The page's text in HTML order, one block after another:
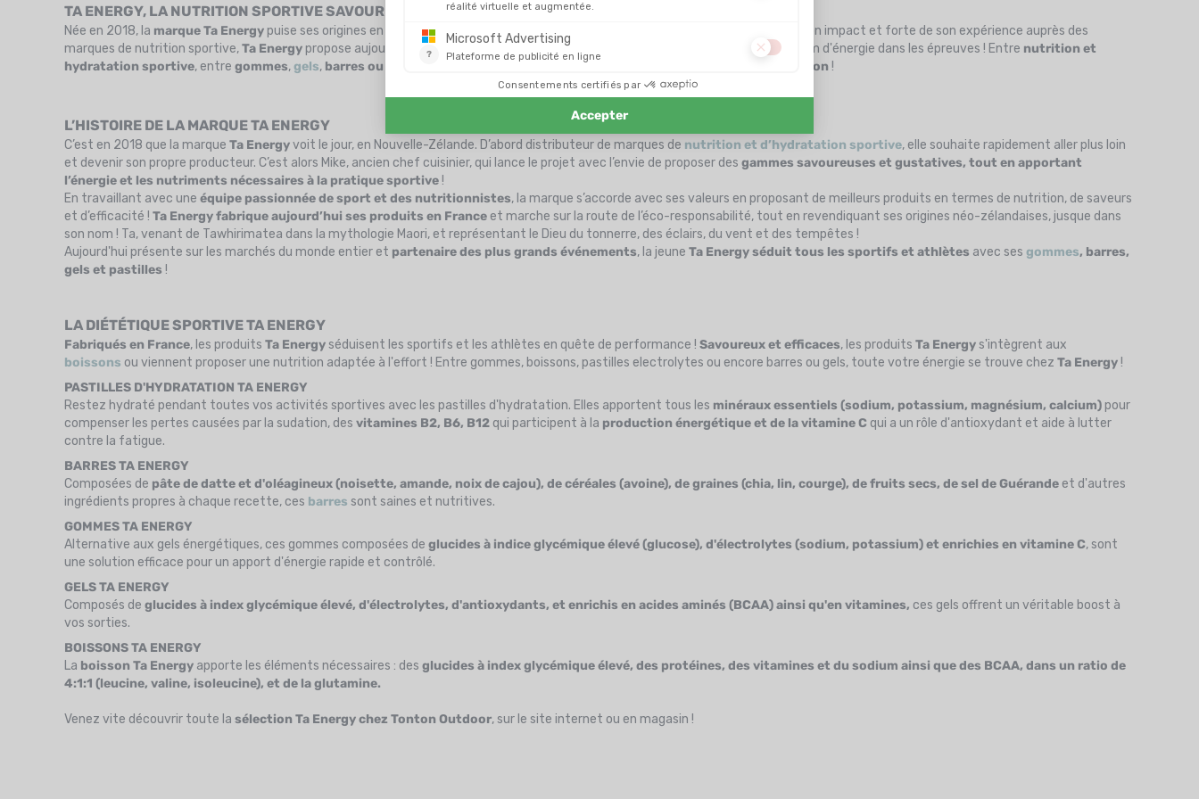
TA ENERGY, LA NUTRITION SPORTIVE SAVOUREUSE MADE IN FRANCE !
Née en 2018, la marque Ta Energy puise ses origines en Nouvelle-Zélande, et fabrique ses produits en France
! Soucieuse de son impact et forte de son expérience auprès des
marques de nutrition sportive,Ta Energy propose aujourd'hui des produits de qualité, savoureux et performants, pour un maximum d'énergie dans les épreuves ! Entre nutrition et
hydratation sportive, entre gommes,gels, barres ou pastilles , emportez vos essentiels sac d'hydratation !
L’HISTOIRE DE LA MARQUE TA ENERGY
C’est en 2018 que la marque Ta Energyvoit le jour, en Nouvelle-Zélande. D’abord distributeur de marques de nutrition et d’hydratation sportive, elle souhaite rapidement aller plus loin
et devenir son propre producteur. C’est alors Mike, ancien chef cuisinier, qui lance le projet avec l’envie de proposer des gammes savoureuses et gustatives, tout en apportant
l’énergie et les nutriments nécessaires à la pratique sportive !
En travaillant avec une équipe passionnée de sport et des nutritionnistes, la marque s’accorde avec ses valeurs en proposant de meilleurs produits en termes de nutrition, de saveurs
et d’efficacité ! Ta Energyfabrique aujourd’hui ses produits en France et marche sur la route de l’éco-responsabilité, tout en revendiquant ses origines néo-zélandaises, jusque dans
son nom ! Ta, venant de Tawhirimatea dans la mythologie Maori, et représentant le Dieu du tonnerre, des éclairs, du vent et des tempêtes !
Aujourd'hui présente sur les marchés du monde entier et partenaire des plus grands événements, la jeune Ta Energyséduit tous les sportifs et athlètes avec ses gommes, barres,
gels et pastilles !
LA DIÉTÉTIQUE SPORTIVE TA ENERGY
Fabriqués en France, les produits Ta Energyséduisent les sportifs et les athlètes en quête de performance ! Savoureux et efficaces, les produits Ta Energys'intègrent aux
boissons ou viennent proposer une nutrition adaptée à l'effort ! Entre gommes, boissons, pastilles electrolytes ou encore barres ou gels, toute votre énergie se trouve chez Ta Energy !
PASTILLES D'HYDRATATION TA ENERGY
Restez hydraté pendant toutes vos activités sportives avec les pastilles d'hydratation. Elles apportent tous les minéraux essentiels (sodium, potassium, magnésium, calcium) pour
compenser les pertes causées par la sudation, des vitamines B2, B6, B12 qui participent à la production énergétique et de la vitamine C qui a un rôle d'antioxydant et aide à lutter
contre la fatigue.
BARRES TA ENERGY
Composées de pâte de datte et d'oléagineux (noisette, amande, noix de cajou), de céréales (avoine), de graines (chia, lin, courge), de fruits secs, de sel de Guérande et d'autres
ingrédients propres à chaque recette, ces barres sont saines et nutritives.
GOMMES TA ENERGY
Alternative aux gels énergétiques, ces gommes composées de glucides à indice glycémique élevé (glucose), d'électrolytes (sodium, potassium) et enrichies en vitamine C, sont
une solution efficace pour un apport d'énergie rapide et contrôlé.
GELS TA ENERGY
Composés de glucides à index glycémique élevé, d'électrolytes, d'antioxydants, et enrichis en acides aminés (BCAA) ainsi qu'en vitamines, ces gels offrent un véritable boost à
vos sorties.
BOISSONS TA ENERGY
La boisson Ta Energy apporte les éléments nécessaires : des glucides à index glycémique élevé, des protéines, des vitamines et du sodium ainsi que des BCAA, dans un ratio de
4:1:1 (leucine, valine, isoleucine), et de la glutamine.
Venez vite découvrir toute la sélection Ta Energy chez Tonton Outdoor, sur le site internet ou en magasin !